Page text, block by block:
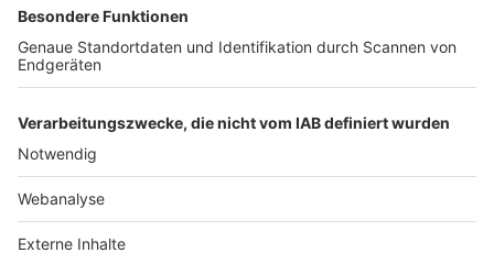
Nutzungsbedingungen Datenschutz Impressum